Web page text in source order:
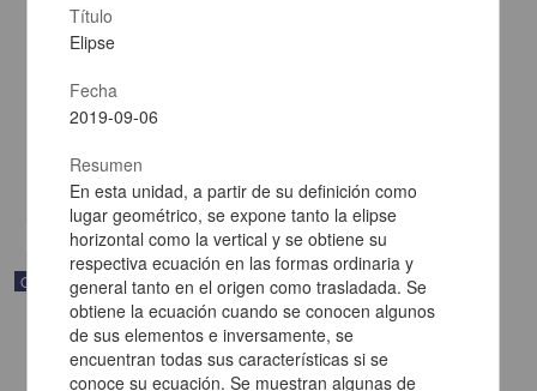
Álgebra y modelado de funciones
Abierta y Educación a Distancia, UNAM; Dirección General de la
Escuela Nacional Preparatoria, UNAM
2019-09-06
Objeto de aprendizaje
Título
Elipse
Fecha
2019-09-06
Resumen
En esta unidad, a partir de su definición como
lugar geométrico, se expone tanto la elipse
horizontal como la vertical y se obtiene su
respectiva ecuación en las formas ordinaria y
general tanto en el origen como trasladada. Se
obtiene la ecuación cuando se conocen algunos
de sus elementos e inversamente, se
encuentran todas sus características si se
conoce su ecuación. Se muestran algunas de